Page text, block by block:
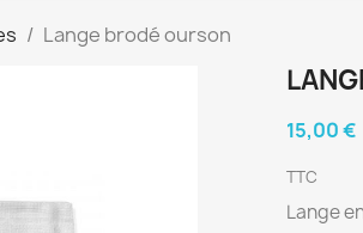
Lange brodé ourson
15,00 €
TTC
Lange